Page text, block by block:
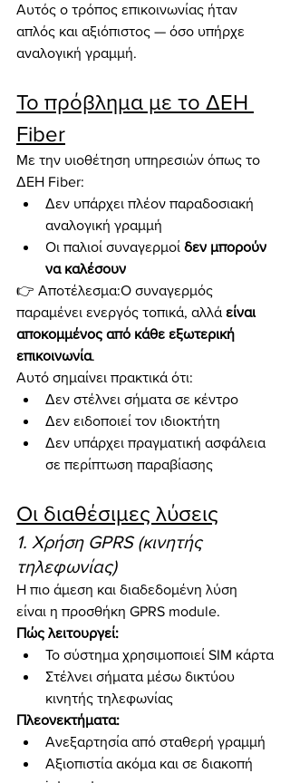
Αυτός ο τρόπος επικοινωνίας ήταν
απλός και αξιόπιστος — όσο υπήρχε
αναλογική γραμμή.
Το πρόβλημα με το ΔΕΗ
Fiber
Με την υιοθέτηση υπηρεσιών όπως το
ΔΕΗ Fiber:
Δεν υπάρχει πλέον παραδοσιακή
αναλογική γραμμή
Οι παλιοί συναγερμοί δεν μπορούν
να καλέσουν
👉 Αποτέλεσμα:Ο συναγερμός
παραμένει ενεργός τοπικά, αλλά είναι
αποκομμένος από κάθε εξωτερική
επικοινωνία.
Αυτό σημαίνει πρακτικά ότι:
Δεν στέλνει σήματα σε κέντρο
Δεν ειδοποιεί τον ιδιοκτήτη
Δεν υπάρχει πραγματική ασφάλεια
σε περίπτωση παραβίασης
Οι διαθέσιμες λύσεις
1. Χρήση GPRS (κινητής
τηλεφωνίας)
Η πιο άμεση και διαδεδομένη λύση
είναι η προσθήκη GPRS module.
Πώς λειτουργεί:
Το σύστημα χρησιμοποιεί SIM κάρτα
Στέλνει σήματα μέσω δικτύου
κινητής τηλεφωνίας
Πλεονεκτήματα:
Ανεξαρτησία από σταθερή γραμμή
Αξιοπιστία ακόμα και σε διακοπή